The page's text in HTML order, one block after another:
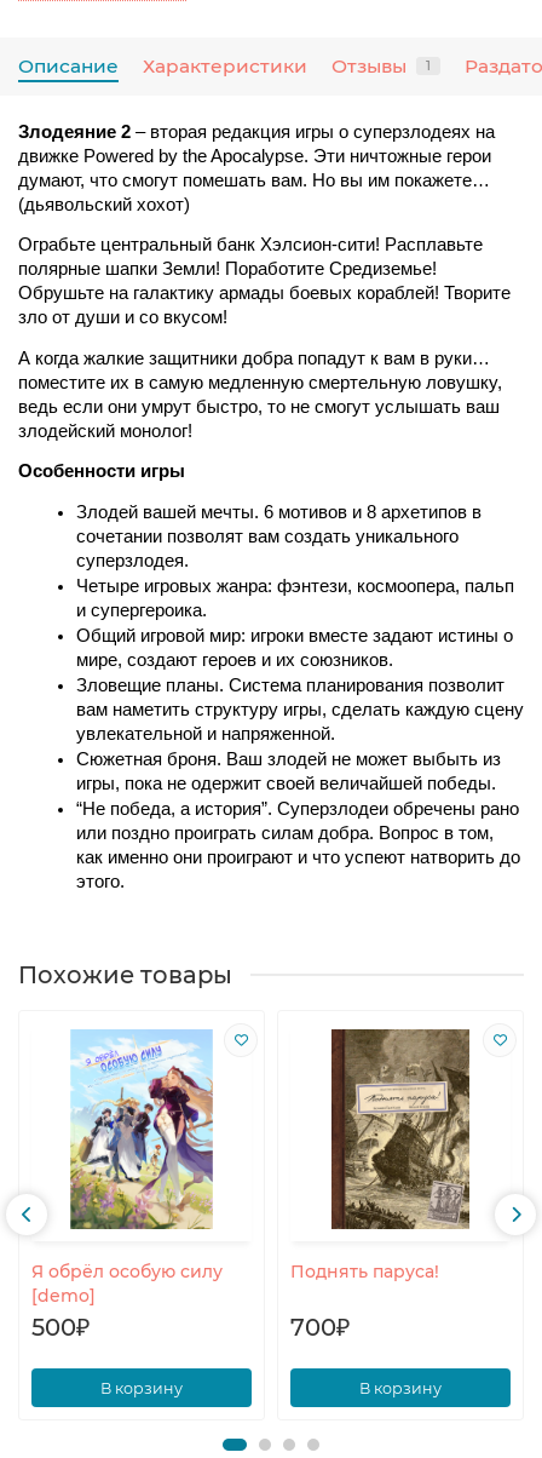
Описание Характеристики Отзывы 1
Злодеяние 2 – вторая редакция игры о суперзлодеях на
движке Powered by the Apocalypse. Эти ничтожные герои
думают, что смогут помешать вам. Но вы им покажете…
(дьявольский хохот)
Ограбьте центральный банк Хэлсион-сити! Расплавьте
полярные шапки Земли! Поработите Средиземье!
Обрушьте на галактику армады боевых кораблей! Творите
зло от души и со вкусом!
А когда жалкие защитники добра попадут к вам в руки…
поместите их в самую медленную смертельную ловушку,
ведь если они умрут быстро, то не смогут услышать ваш
злодейский монолог!
Особенности игры
Злодей вашей мечты. 6 мотивов и 8 архетипов в
сочетании позволят вам создать уникального
суперзлодея.
Четыре игровых жанра: фэнтези, космоопера, пальп
и супергероика.
Общий игровой мир: игроки вместе задают истины о
мире, создают героев и их союзников.
Зловещие планы. Система планирования позволит
вам наметить структуру игры, сделать каждую сцену
увлекательной и напряженной.
Сюжетная броня. Ваш злодей не может выбыть из
игры, пока не одержит своей величайшей победы.
“Не победа, а история”. Суперзлодеи обречены рано
или поздно проиграть силам добра. Вопрос в том,
как именно они проиграют и что успеют натворить до
этого.
Похожие товары
Я обрёл особую силу
[demo]
500₽
В корзину
Поднять паруса!
700₽
В корзину